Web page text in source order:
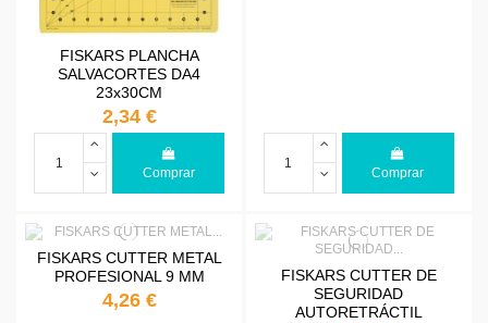
FISKARS PLANCHA
SALVACORTES DA4
23x30CM
2,34 €
Comprar Comprar
FISKARS CUTTER METAL
PROFESIONAL 9 MM
4,26 €
FISKARS CUTTER DE
SEGURIDAD
AUTORETRÁCTIL